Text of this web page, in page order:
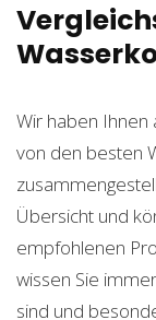
Wir haben Ihnen
von den besten
Übersicht und
empfohlenen
wissen Sie
sind und